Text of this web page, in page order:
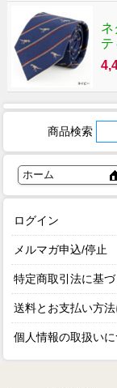
ネ
テ
商品検索
ホーム
ログイン
メルマガ申込/停止
特定商取引法に基
送料とお支払い方
個人情報の取扱い